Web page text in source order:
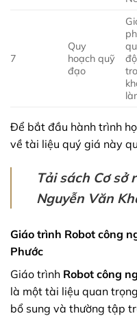
7
Quy
hoạch quỹ
đạo
Để bắt đầu hành trình
về tài liệu quý giá này
Tải sách Cơ sở
Nguyễn Văn
Giáo trình Robot công
Phước
Giáo trình Robot công
là một tài liệu quan
bổ sung và thường tập